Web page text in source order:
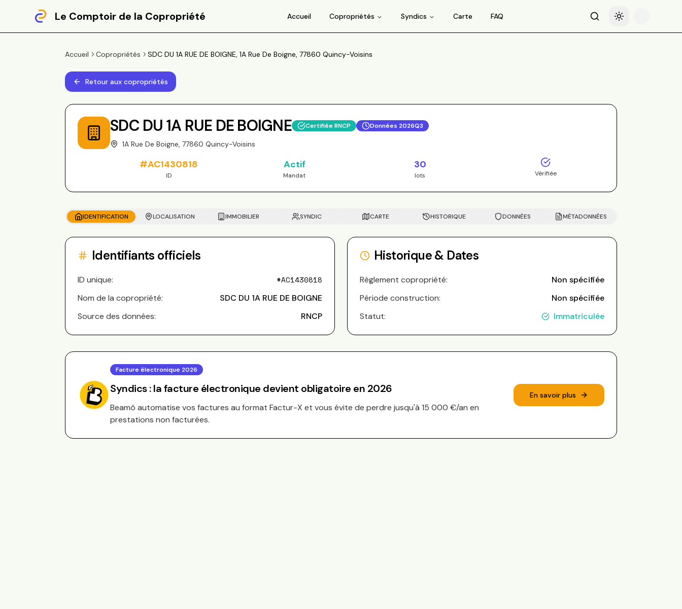
Le Comptoir de la Copropriété Accueil Copropriétés Syndics Carte FAQ RechercheBasculer le thème
Accueil Copropriétés SDC DU 1A RUE DE BOIGNE, 1A Rue De Boigne, 77860 Quincy-Voisins
Retour aux copropriétés
SDC DU 1A RUE DE BOIGNE Certifiée RNCP Données 2026Q3
1A Rue De Boigne, 77860 Quincy-Voisins
#AC1430818
ID
Actif
Mandat
30
lots Vérifiée
IDENTIFICATION LOCALISATION IMMOBILIER SYNDIC CARTE HISTORIQUE DONNÉES MÉTADONNÉES
Identifiants officiels
ID unique: #AC1430818
Nom de la copropriété:
SDC DU 1A RUE DE BOIGNE
Source des données:
RNCP
Historique & Dates
Règlement copropriété:
Non spécifiée
Période construction:
Non spécifiée
Statut:
Immatriculée
Facture électronique 2026
Syndics : la facture électronique devient obligatoire en 2026
Beamô automatise vos factures au format Factur-X et vous évite de perdre jusqu'à 15 000 €/an en
prestations non facturées.
En savoir plus